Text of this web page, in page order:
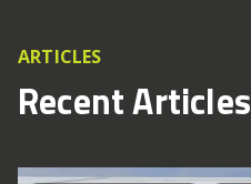
ARTICLES
Recent Articles